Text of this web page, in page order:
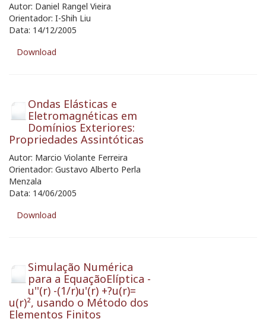
Autor: Daniel Rangel Vieira
Orientador: I-Shih Liu
Data: 14/12/2005
Download
Ondas Elásticas e
Eletromagnéticas em
Domínios Exteriores:
Propriedades Assintóticas
Autor: Marcio Violante Ferreira
Orientador: Gustavo Alberto Perla
Menzala
Data: 14/06/2005
Download
Simulação Numérica
para a EquaçãoElíptica -
u''(r) -(1/r)u'(r) +?u(r)=
u(r)², usando o Método dos
Elementos Finitos